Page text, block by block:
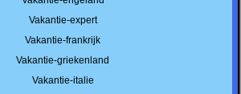
Vakantie-expert
Vakantie-frankrijk
Vakantie-griekenland
Vakantie-italie